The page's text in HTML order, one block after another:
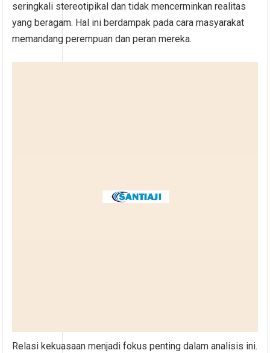
seringkali stereotipikal dan tidak mencerminkan realitas
yang beragam. Hal ini berdampak pada cara masyarakat
memandang perempuan dan peran mereka.
Relasi kekuasaan menjadi fokus penting dalam analisis ini.